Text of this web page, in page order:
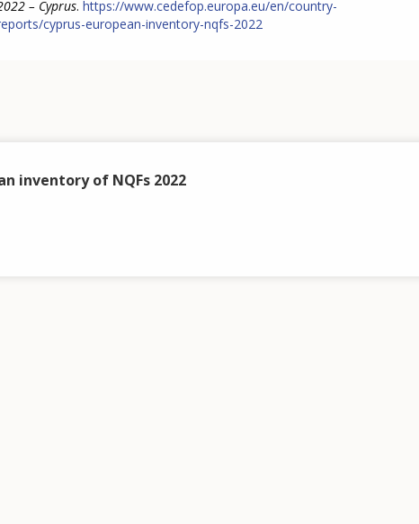
– Cyprus.https://www.cedefop.europa.eu/en/country-
cyprus-european-inventory-nqfs-2022
inventory of NQFs 2022